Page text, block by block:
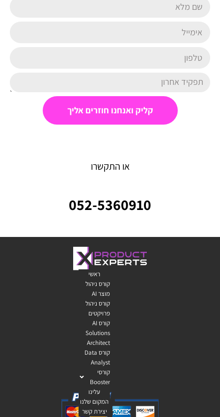
קליק ואנחנו חוזרים אליך
או התקשרו
052-5360910
ראשי
קורס ניהול
מוצר AI
קורס ניהול
פרויקטים
קורס AI
Solutions
Architect
קורס Data
Analyst
קורסי
Booster
עלינו
המקום שלנו
יצירת קשר